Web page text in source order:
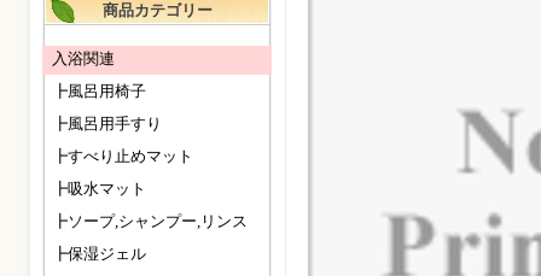
商品カテゴリー
入浴関連
┣風呂用椅子
┣風呂用手すり
┣すべり止めマット
┣吸水マット
┣ソープ,シャンプー,リンス
┣保湿ジェル